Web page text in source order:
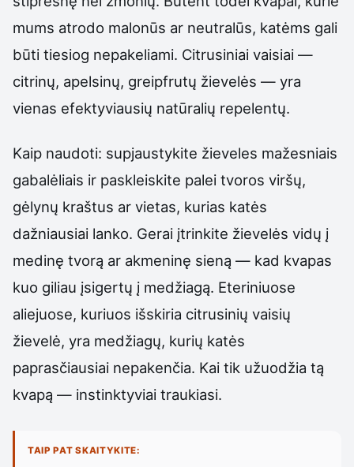
mums atrodo malonūs ar neutralūs, katėms gali
būti tiesiog nepakeliami. Citrusiniai vaisiai —
citrinų, apelsinų, greipfrutų žievelės — yra
vienas efektyviausių natūralių repelentų.
Kaip naudoti: supjaustykite žieveles mažesniais
gabalėliais ir paskleiskite palei tvoros viršų,
gėlynų kraštus ar vietas, kurias katės
dažniausiai lanko. Gerai įtrinkite žievelės vidų į
medinę tvorą ar akmeninę sieną — kad kvapas
kuo giliau įsigertų į medžiagą. Eteriniuose
aliejuose, kuriuos išskiria citrusinių vaisių
žievelė, yra medžiagų, kurių katės
paprasčiausiai nepakenčia. Kai tik užuodžia tą
kvapą — instinktyviai traukiasi.
TAIP PAT SKAITYKITE: